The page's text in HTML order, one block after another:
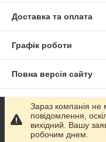
Доставка та оплата
Графік роботи
Повна версія сайту
Сайт створено на
Політика
Зараз компанія
повідомлення,
вихідний. Вашу
робочим днем.